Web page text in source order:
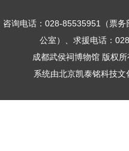
咨询电话：028-85535951（票
公室）、求援电话：
成都武侯祠博物馆 版权所
系统由北京凯泰铭科技